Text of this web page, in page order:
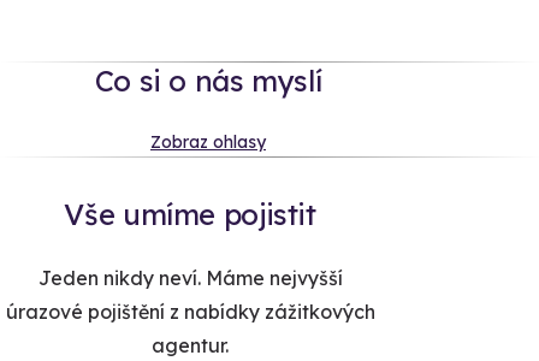
Co si o nás myslí
Zobraz ohlasy
Vše umíme pojistit
Jeden nikdy neví. Máme nejvyšší
úrazové pojištění z nabídky zážitkových
agentur.